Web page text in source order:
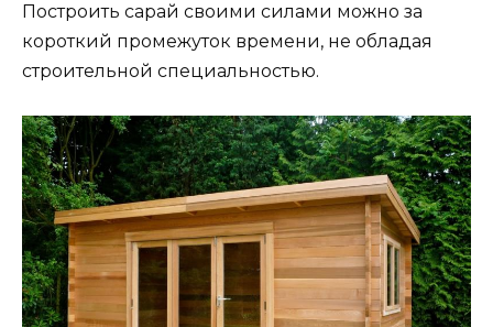
Построить сарай своими силами можно за
короткий промежуток времени, не обладая
строительной специальностью.